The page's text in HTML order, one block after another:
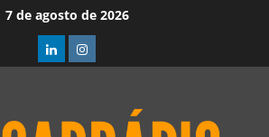
7 de agosto de 2026